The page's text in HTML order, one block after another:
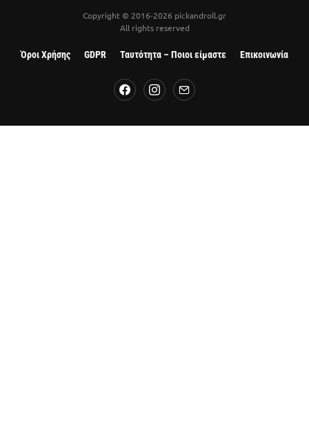
Copyright © 2016-2026 pickandroll.gr
All rights reserved
Όροι Χρήσης GDPR Ταυτότητα – Ποιοι είμαστε Επικοινωνία